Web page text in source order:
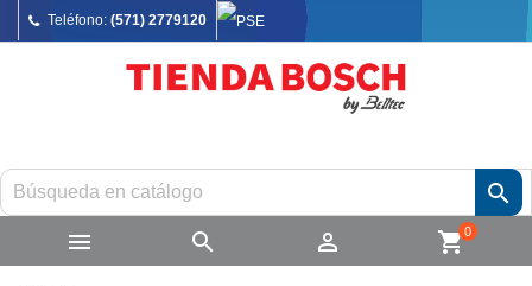
Teléfono: (571) 2779120


  shopping_cart0